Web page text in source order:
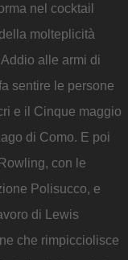
nel cocktail
molteplicità
alle armi di
sentire le persone
e il Cinque maggio
di Como. E poi
con le
Polisucco, e
di Lewis
che rimpicciolisce